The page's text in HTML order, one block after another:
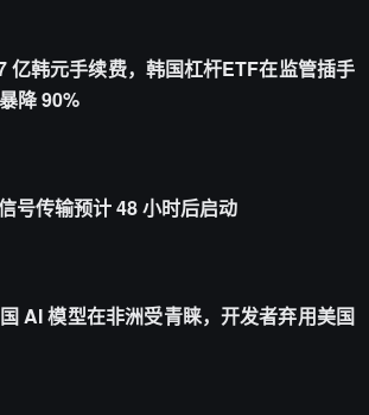
亿韩元手续费，韩国杠杆ETF在监管插手
降 90%
号传输预计 48 小时后启动
AI 模型在非洲受青睐，开发者弃用美国